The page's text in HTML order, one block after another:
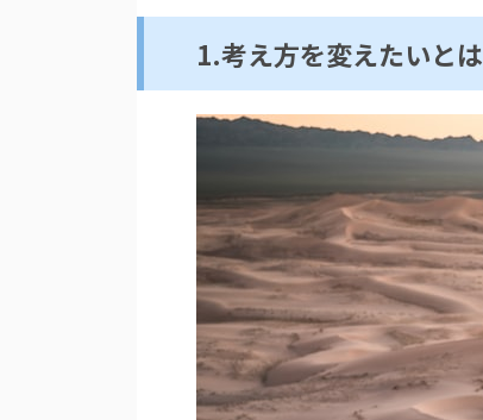
1.考え方を変えたいとは